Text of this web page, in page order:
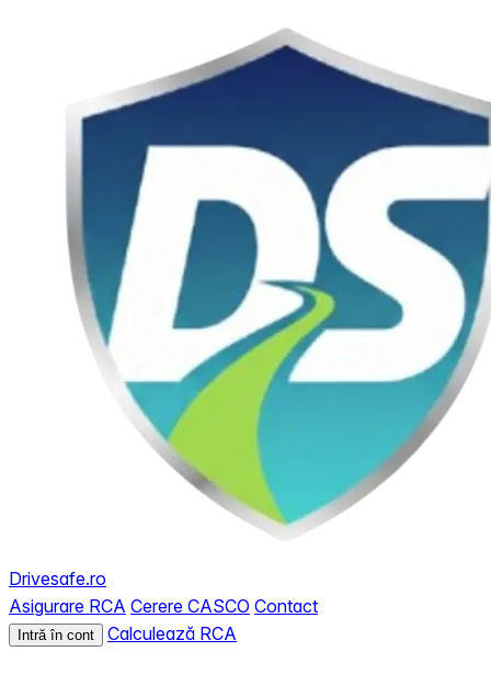
Drivesafe.ro
Asigurare RCA Cerere CASCO Contact
Intră în cont Calculează RCA